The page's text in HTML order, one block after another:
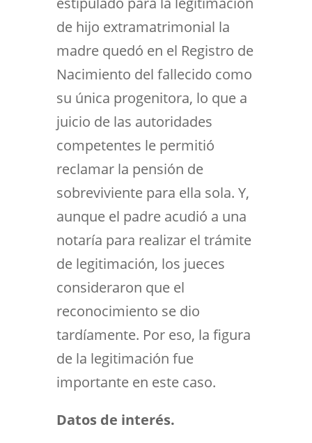
de hijo extramatrimonial la
madre quedó en el Registro de
Nacimiento del fallecido como
su única progenitora, lo que a
juicio de las autoridades
competentes le permitió
reclamar la pensión de
sobreviviente para ella sola. Y,
aunque el padre acudió a una
notaría para realizar el trámite
de legitimación, los jueces
consideraron que el
reconocimiento se dio
tardíamente. Por eso, la figura
de la legitimación fue
importante en este caso.
Datos de interés.